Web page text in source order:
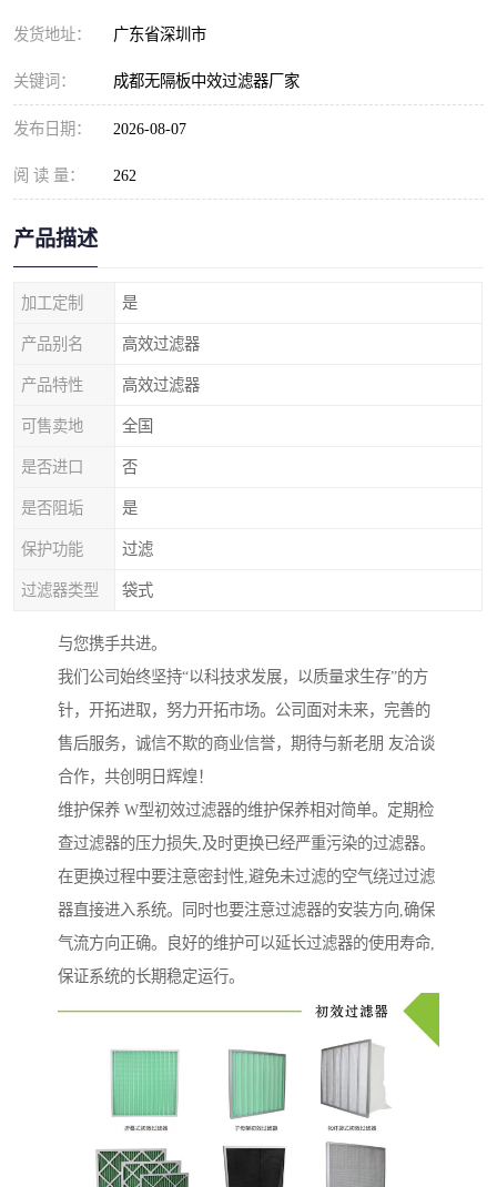
发货地址： 广东省深圳市
关键词： 成都无隔板中效过滤器厂家
发布日期： 2026-08-07
阅 读 量： 262
产品描述
加工定制 是
产品别名 高效过滤器
产品特性 高效过滤器
可售卖地 全国
是否进口 否
是否阻垢 是
保护功能 过滤
过滤器类型 袋式
与您携手共进。
我们公司始终坚持“以科技求发展，以质量求生存”的方
针，开拓进取，努力开拓市场。公司面对未来，完善的
售后服务，诚信不欺的商业信誉，期待与新老朋 友洽谈
合作，共创明日辉煌！
维护保养 W型初效过滤器的维护保养相对简单。定期检
查过滤器的压力损失,及时更换已经严重污染的过滤器。
在更换过程中要注意密封性,避免未过滤的空气绕过过滤
器直接进入系统。同时也要注意过滤器的安装方向,确保
气流方向正确。良好的维护可以延长过滤器的使用寿命,
保证系统的长期稳定运行。